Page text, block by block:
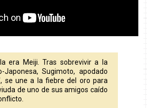
era Meiji. Tras sobrevivir a la
Japonesa, Sugimoto, apodado
se une a la fiebre del oro para
de uno de sus amigos caído